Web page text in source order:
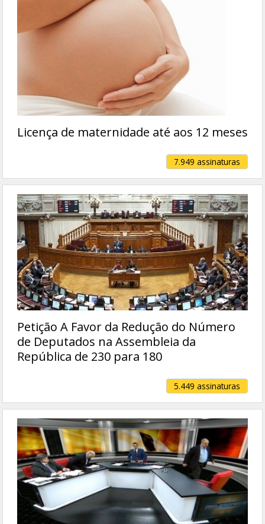
Licença de maternidade até aos 12 meses
7.949 assinaturas
Petição A Favor da Redução do Número
de Deputados na Assembleia da
República de 230 para 180
5.449 assinaturas